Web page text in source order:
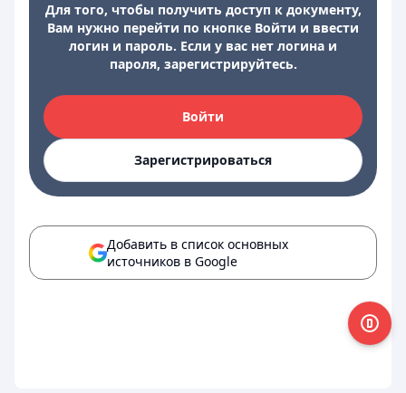
Для того, чтобы получить доступ к документу,
Вам нужно перейти по кнопке Войти и ввести
логин и пароль. Если у вас нет логина и
пароля, зарегистрируйтесь.
Войти
Зарегистрироваться
Добавить в список основных
источников в Google